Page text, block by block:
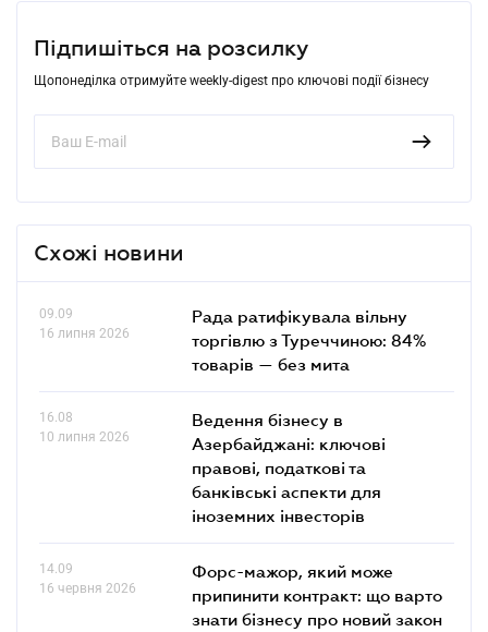
Підпишіться на розсилку
Щопонеділка отримуйте weekly-digest про ключові події бізнесу
Схожі новини
09.09
16 липня 2026
Рада ратифікувала вільну
торгівлю з Туреччиною: 84%
товарів — без мита
16.08
10 липня 2026
Ведення бізнесу в
Азербайджані: ключові
правові, податкові та
банківські аcпекти для
іноземних інвесторів
14.09
16 червня 2026
Форс-мажор, який може
припинити контракт: що варто
знати бізнесу про новий закон